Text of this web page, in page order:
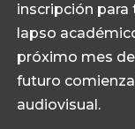
inscripción para
lapso
próximo mes
futuro
audiovisual.